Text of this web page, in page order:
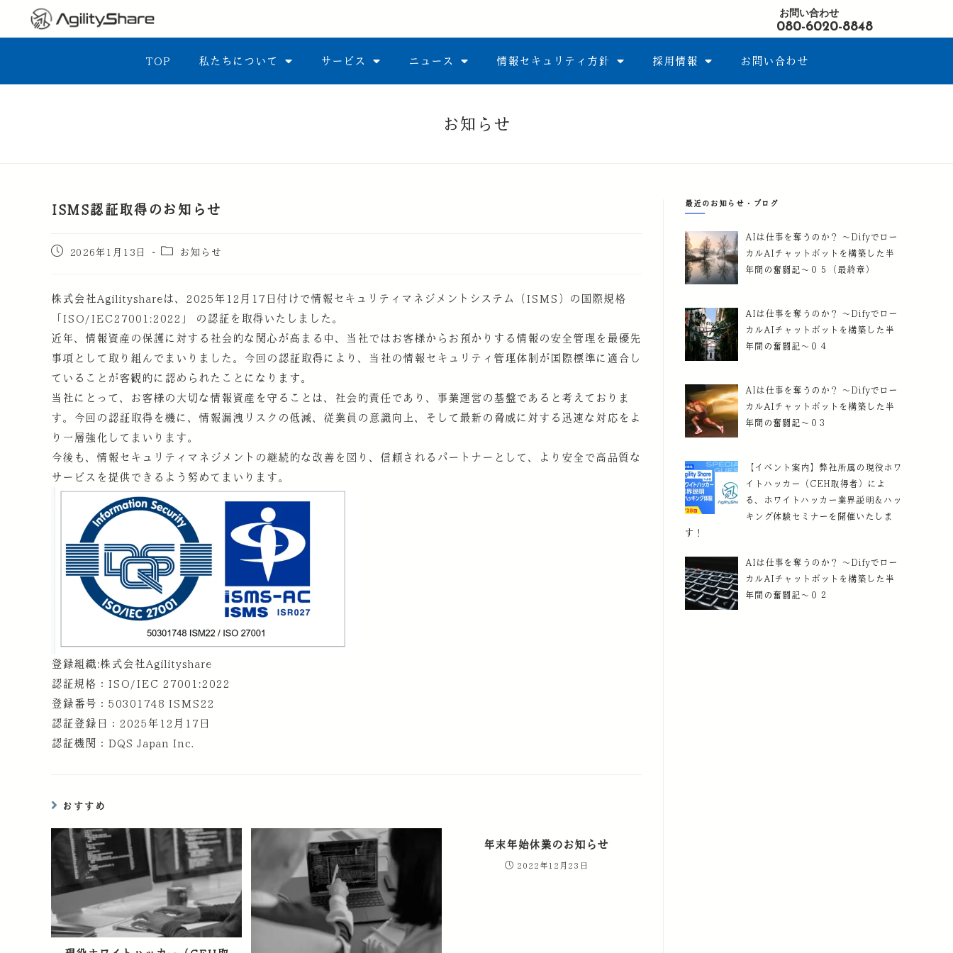
お問い合わせ
080-6020-8848
TOP 私たちについて サービス ニュース 情報セキュリティ方針 採用情報 お問い合わせ
ISMS認証取得のお知らせ
2026年1月13日 お知らせ
株式会社Agilityshareは、2025年12月17日付けで情報セキュリティマネジメントシステム（ISMS）の国際規格
「ISO/IEC27001:2022」 の認証を取得いたしました。
近年、情報資産の保護に対する社会的な関心が高まる中、当社ではお客様からお預かりする情報の安全管理を最優先
事項として取り組んでまいりました。今回の認証取得により、当社の情報セキュリティ管理体制が国際標準に適合し
ていることが客観的に認められたことになります。
当社にとって、お客様の大切な情報資産を守ることは、社会的責任であり、事業運営の基盤であると考えておりま
す。今回の認証取得を機に、情報漏洩リスクの低減、従業員の意識向上、そして最新の脅威に対する迅速な対応をよ
り一層強化してまいります。
今後も、情報セキュリティマネジメントの継続的な改善を図り、信頼されるパートナーとして、より安全で高品質な
サービスを提供できるよう努めてまいります。
登録組織:株式会社Agilityshare
認証規格：ISO/IEC 27001:2022
登録番号：50301748 ISMS22
認証登録日：2025年12月17日
認証機関：DQS Japan Inc.
おすすめ
年末年始休業のお知らせ
2022年12月23日
最近のお知らせ・ブログ
AIは仕事を奪うのか？ ～Difyでロー
カルAIチャットボットを構築した半
年間の奮闘記～０５（最終章）
AIは仕事を奪うのか？ ～Difyでロー
カルAIチャットボットを構築した半
年間の奮闘記～０４
AIは仕事を奪うのか？ ～Difyでロー
カルAIチャットボットを構築した半
年間の奮闘記～０3
【イベント案内】弊社所属の現役ホワ
イトハッカー（CEH取得者）によ
る、ホワイトハッカー業界説明＆ハッ
キング体験セミナーを開催いたしま
す！
AIは仕事を奪うのか？ ～Difyでロー
カルAIチャットボットを構築した半
年間の奮闘記～０２